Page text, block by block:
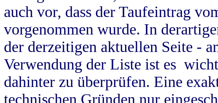
auch vor, dass der Taufeintrag
vorgenommen wurde. In
der derzeitigen aktuellen Seite -
Verwendung der Liste ist es
dahinter zu überprüfen. Eine
technischen Gründen nur